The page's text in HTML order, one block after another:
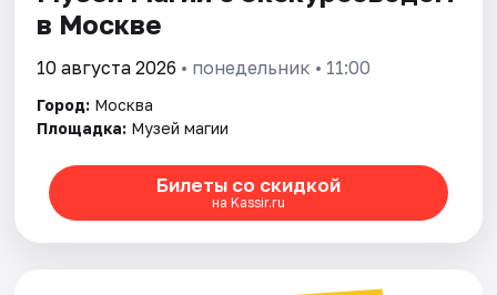
Площадки
Артисты
Рейтинги
в Москве
10 августа 2026 • понедельник • 11:00
Город: Москва
Площадка: Музей магии
Билеты со скидкой
на Kassir.ru